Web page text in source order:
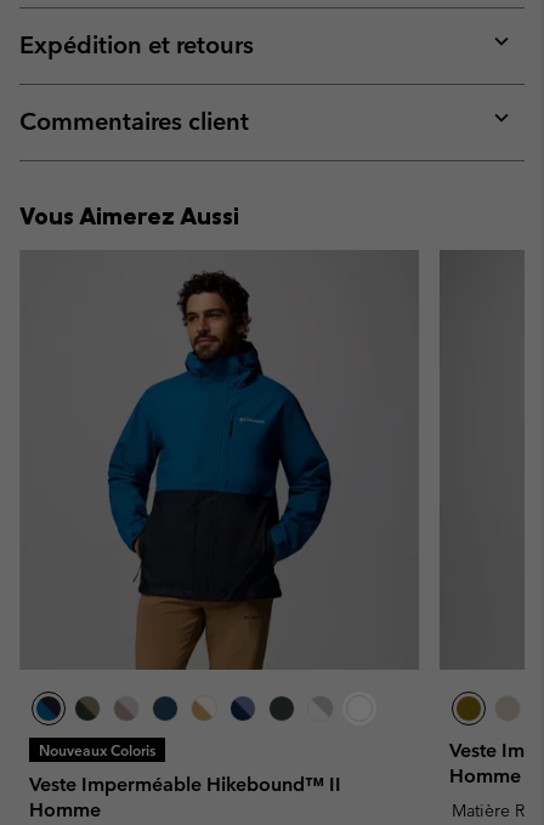
or
Expédition et retours
or
Commentaires client
or
Vous Aimerez Aussi
Nouveaux Coloris
Veste Imperméable Hikebound™ II
Homme
Veste
Homme
Matière